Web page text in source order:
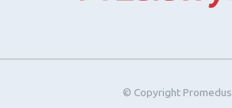
© Copyright Promedus